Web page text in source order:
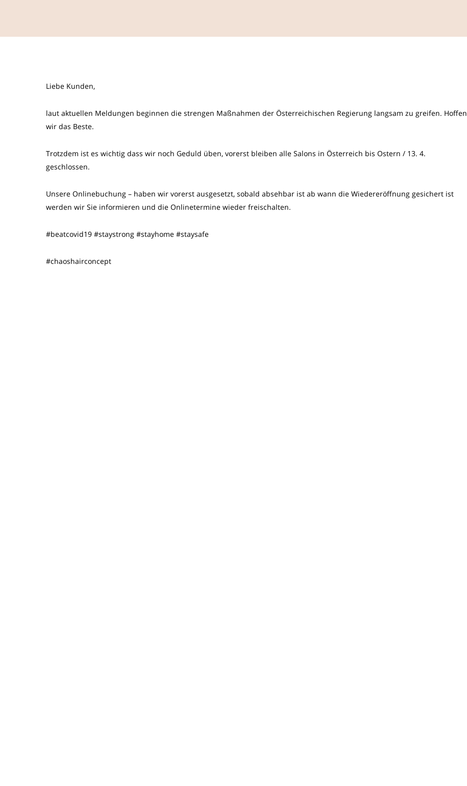
Liebe Kunden,
laut aktuellen Meldungen beginnen die strengen Maßnahmen der Österreichischen Regierung langsam zu greifen. Hoffen
wir das Beste.
Trotzdem ist es wichtig dass wir noch Geduld üben, vorerst bleiben alle Salons in Österreich bis Ostern / 13. 4.
geschlossen.
Unsere Onlinebuchung – haben wir vorerst ausgesetzt, sobald absehbar ist ab wann die Wiedereröffnung gesichert ist
werden wir Sie informieren und die Onlinetermine wieder freischalten.
#beatcovid19 #staystrong #stayhome #staysafe
#chaoshairconcept